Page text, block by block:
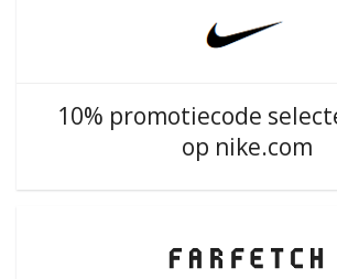
10% promotiecode
op nike.com